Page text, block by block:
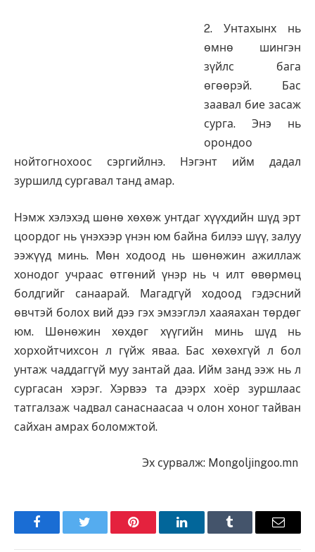
2. Унтахынх нь
өмнө шингэн
зүйлс бага
өгөөрэй. Бас
заавал бие засаж
сурга. Энэ нь
орондоо
нойтогнохоос сэргийлнэ. Нэгэнт ийм дадал
зуршилд сургавал танд амар.
Нэмж хэлэхэд шөнө хөхөж унтдаг хүүхдийн шүд эрт
цоордог нь үнэхээр үнэн юм байна билээ шүү, залуу
ээжүүд минь. Мөн ходоод нь шөнөжин ажиллаж
хонодог учраас өтгөний үнэр нь ч илт өвөрмөц
болдгийг санаарай. Магадгүй ходоод гэдэсний
өвчтэй болох вий дээ гэх эмзэглэл хааяахан төрдөг
юм. Шөнөжин хөхдөг хүүгийн минь шүд нь
хорхойтчихсон л гүйж яваа. Бас хөхөхгүй л бол
унтаж чаддаггүй муу зантай даа. Ийм занд ээж нь л
сургасан хэрэг. Хэрвээ та дээрх хоёр зуршлаас
татгалзаж чадвал санаснаасаа ч олон хоног тайван
сайхан амрах боломжтой.
Эх сурвалж: Mongoljingoo.mn
FacebookTwitter Pinterest LinkedInTumblr Имэйл